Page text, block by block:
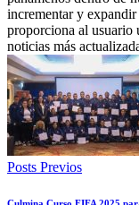
incrementar y
proporciona al usuario
noticias más
Posts Previos